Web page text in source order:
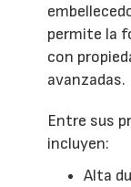
permite la
con
avanzadas.
Entre sus
incluyen:
Alta